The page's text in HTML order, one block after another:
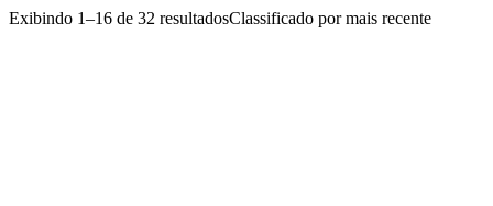
Exibindo 1–16 de 32 resultadosClassificado por mais recente